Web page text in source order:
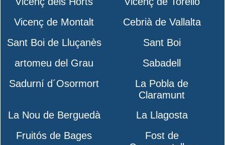
Vicenç de Montalt
Cebrià de Vallalta
Sant Boi de Lluçanès
Sant Boi
artomeu del Grau
Sabadell
Sadurní d´Osormort
La Pobla de
Claramunt
La Nou de Berguedà
La Llagosta
Fruitós de Bages
Fost de